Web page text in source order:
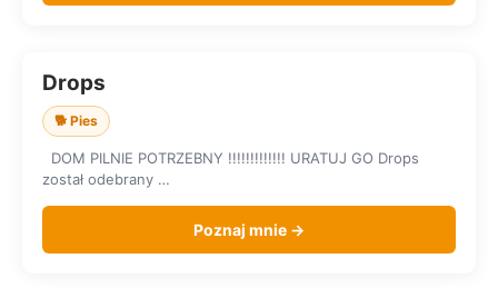
SZUKA DOMU
Drops
🐕 Pies
DOM PILNIE POTRZEBNY !!!!!!!!!!!!! URATUJ GO Drops
został odebrany …
Poznaj mnie →